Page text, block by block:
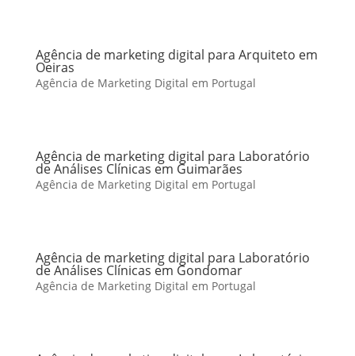
Agência de marketing digital para Arquiteto em
Oeiras
Agência de Marketing Digital em Portugal
Agência de marketing digital para Laboratório
de Análises Clínicas em Guimarães
Agência de Marketing Digital em Portugal
Agência de marketing digital para Laboratório
de Análises Clínicas em Gondomar
Agência de Marketing Digital em Portugal